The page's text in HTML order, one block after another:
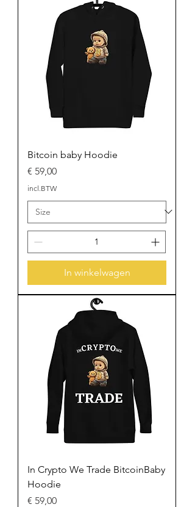
Bitcoin baby Hoodie
Prijs
€ 59,00
incl.BTW
In winkelwagen
In Crypto We Trade BitcoinBaby
Hoodie
Prijs
€ 59,00